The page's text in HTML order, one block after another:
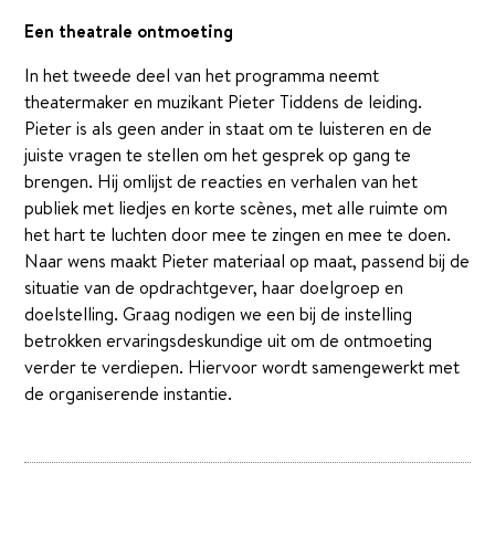
Een theatrale ontmoeting
In het tweede deel van het programma neemt
theatermaker en muzikant Pieter Tiddens de leiding.
Pieter is als geen ander in staat om te luisteren en de
juiste vragen te stellen om het gesprek op gang te
brengen. Hij omlijst de reacties en verhalen van het
publiek met liedjes en korte scènes, met alle ruimte om
het hart te luchten door mee te zingen en mee te doen.
Naar wens maakt Pieter materiaal op maat, passend bij de
situatie van de opdrachtgever, haar doelgroep en
doelstelling. Graag nodigen we een bij de instelling
betrokken ervaringsdeskundige uit om de ontmoeting
verder te verdiepen. Hiervoor wordt samengewerkt met
de organiserende instantie.